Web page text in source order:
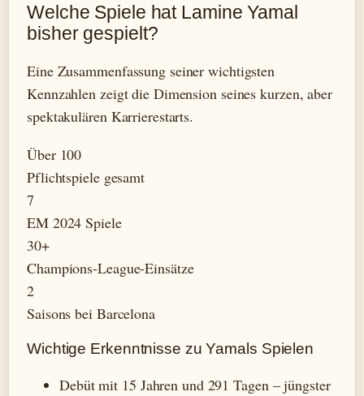
Welche Spiele hat Lamine Yamal
bisher gespielt?
Eine Zusammenfassung seiner wichtigsten
Kennzahlen zeigt die Dimension seines kurzen, aber
spektakulären Karrierestarts.
Über 100
Pflichtspiele gesamt
7
EM 2024 Spiele
30+
Champions-League-Einsätze
2
Saisons bei Barcelona
Wichtige Erkenntnisse zu Yamals Spielen
Debüt mit 15 Jahren und 291 Tagen – jüngster